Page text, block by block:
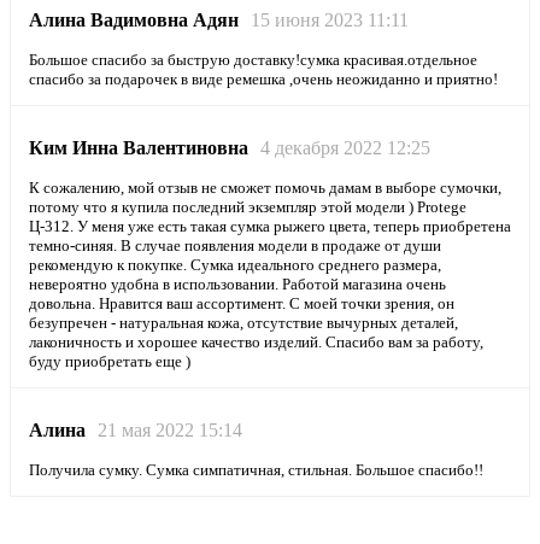
Алина Вадимовна Адян 15 июня 2023 11:11
Большое спасибо за быструю доставку!сумка красивая.отдельное
спасибо за подарочек в виде ремешка ,очень неожиданно и приятно!
Ким Инна Валентиновна 4 декабря 2022 12:25
К сожалению, мой отзыв не сможет помочь дамам в выборе сумочки,
потому что я купила последний экземпляр этой модели ) Protege
Ц-312. У меня уже есть такая сумка рыжего цвета, теперь приобретена
темно-синяя. В случае появления модели в продаже от души
рекомендую к покупке. Сумка идеального среднего размера,
невероятно удобна в использовании. Работой магазина очень
довольна. Нравится ваш ассортимент. С моей точки зрения, он
безупречен - натуральная кожа, отсутствие вычурных деталей,
лаконичность и хорошее качество изделий. Спасибо вам за работу,
буду приобретать еще )
Алина 21 мая 2022 15:14
Получила сумку. Сумка симпатичная, стильная. Большое спасибо!!